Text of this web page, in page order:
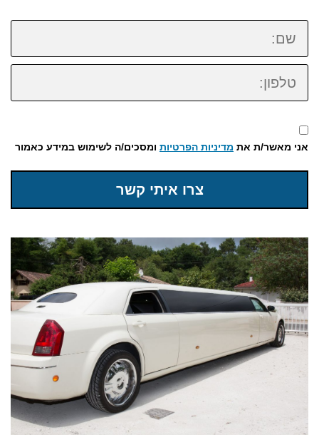
שם:
טלפון:
אני מאשר/ת את מדיניות הפרטיות ומסכים/ה לשימוש במידע כאמור
צרו איתי קשר